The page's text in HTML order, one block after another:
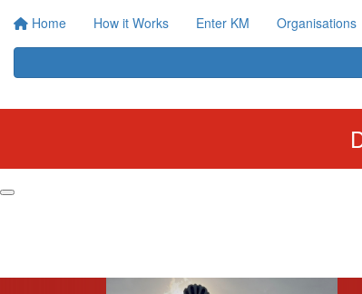
Home How it Works Enter KM Organisations